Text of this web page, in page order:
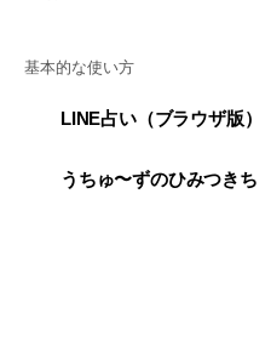
基本的な使い方
LINE占い（ブラウザ版）
うちゅ〜ずのひみつきち